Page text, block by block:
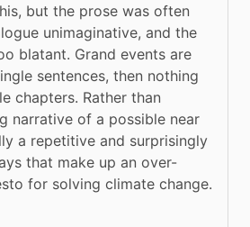
but the prose was often
unimaginative, and the
blatant. Grand events are
sentences, then nothing
chapters. Rather than
narrative of a possible near
a repetitive and surprisingly
that make up an over-
for solving climate change.